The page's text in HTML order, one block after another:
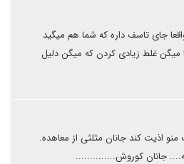
جای تاسف داره که شما هم میگید
میگن غلط زیادی کردن که میگن دلیل
منو اذیت کند جانان مثلثی از معاهده.
جانان کوروش..............